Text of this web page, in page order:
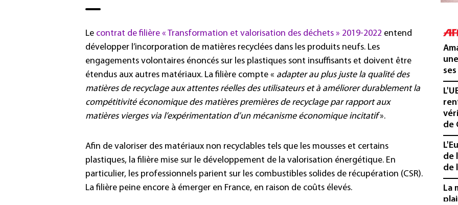
Le contrat de filière « Transformation et valorisation des déchets » 2019-2022 entend
développer l’incorporation de matières recyclées dans les produits neufs. Les
engagements volontaires énoncés sur les plastiques sont insuffisants et doivent être
étendus aux autres matériaux. La filière compte « adapter au plus juste la qualité des
matières de recyclage aux attentes réelles des utilisateurs et à améliorer durablement la
compétitivité économique des matières premières de recyclage par rapport aux
matières vierges via l’expérimentation d’un mécanisme économique incitatif».
Afin de valoriser des matériaux non recyclables tels que les mousses et certains
plastiques, la filière mise sur le développement de la valorisation énergétique. En
particulier, les professionnels parient sur les combustibles solides de récupération (CSR).
La filière peine encore à émerger en France, en raison de coûts élevés.
de
de
de
La